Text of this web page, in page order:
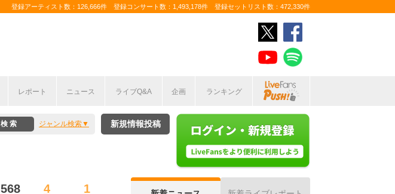
登録アーティスト数：126,666件 登録コンサート数：1,493,178件 登録セットリスト数：472,330件
レポート ニュース ライブQ&A 企画 ランキング
ジャンル検索 新規情報投稿
568 4 1